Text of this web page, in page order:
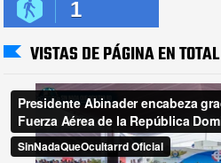
1
VISTAS DE PÁGINA EN TOTAL